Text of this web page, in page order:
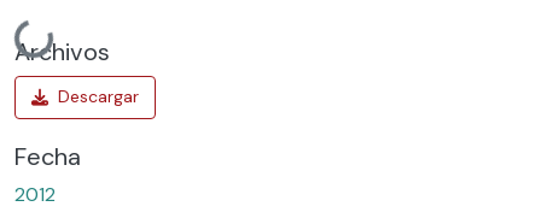
Cargando...
Archivos
Fecha
2012